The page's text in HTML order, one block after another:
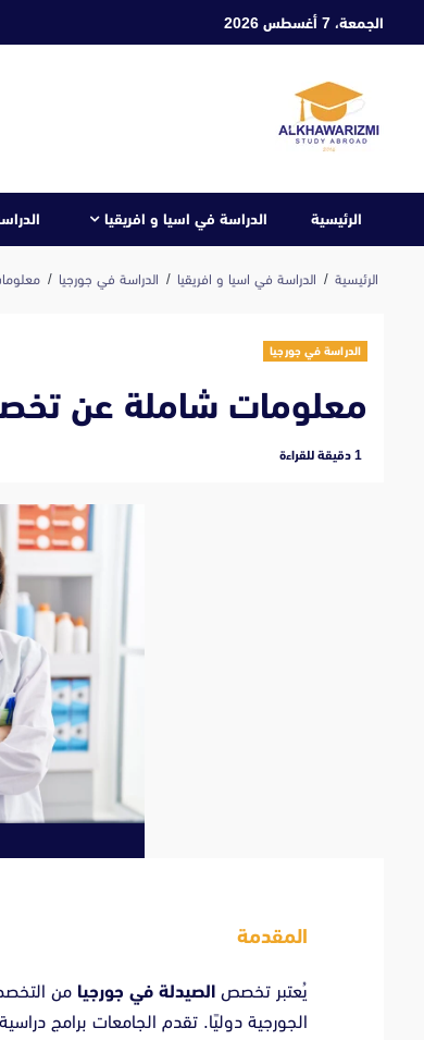
الجمعة، 7 أغسطس 2026
الرئيسية الدراسة في اسيا و افريقيا
الرئيسية الدراسة في اسيا و افريقيا الدراسة في جورجيا
الدراسة في جورجيا
معلومات شاملة عن
‫1 دقيقة للقراءة
المقدمة
يُعتبر تخصص الصيدلة في جورجيا من
الجورجية دوليًا. تقدم الجامعات برامج